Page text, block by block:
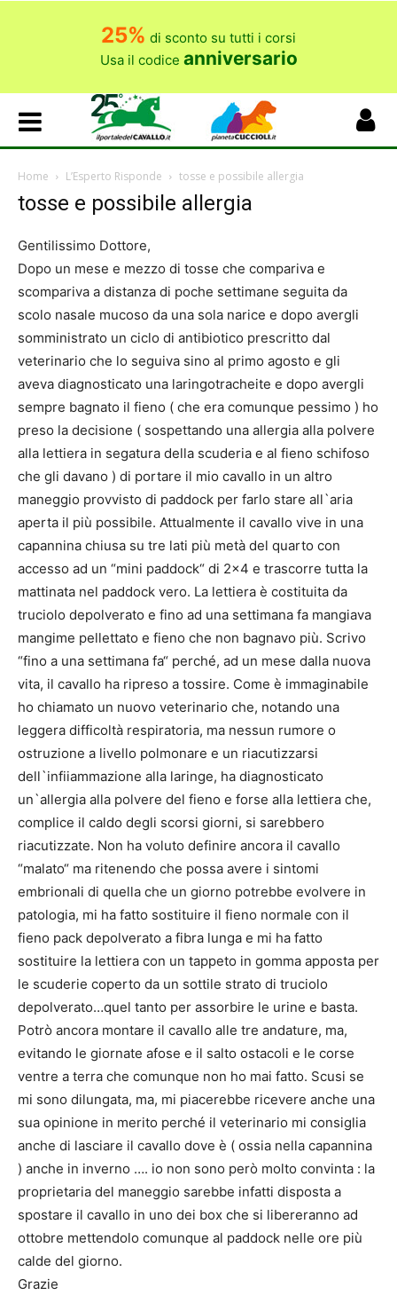
25% di sconto su tutti i corsi
Usa il codice anniversario
Home L’Esperto Risponde tosse e possibile allergia
tosse e possibile allergia
Gentilissimo Dottore,
Dopo un mese e mezzo di tosse che compariva e
scompariva a distanza di poche settimane seguita da
scolo nasale mucoso da una sola narice e dopo avergli
somministrato un ciclo di antibiotico prescritto dal
veterinario che lo seguiva sino al primo agosto e gli
aveva diagnosticato una laringotracheite e dopo avergli
sempre bagnato il fieno ( che era comunque pessimo ) ho
preso la decisione ( sospettando una allergia alla polvere
alla lettiera in segatura della scuderia e al fieno schifoso
che gli davano ) di portare il mio cavallo in un altro
maneggio provvisto di paddock per farlo stare all`aria
aperta il più possibile. Attualmente il cavallo vive in una
capannina chiusa su tre lati più metà del quarto con
accesso ad un “mini paddock“ di 2×4 e trascorre tutta la
mattinata nel paddock vero. La lettiera è costituita da
truciolo depolverato e fino ad una settimana fa mangiava
mangime pellettato e fieno che non bagnavo più. Scrivo
“fino a una settimana fa“ perché, ad un mese dalla nuova
vita, il cavallo ha ripreso a tossire. Come è immaginabile
ho chiamato un nuovo veterinario che, notando una
leggera difficoltà respiratoria, ma nessun rumore o
ostruzione a livello polmonare e un riacutizzarsi
dell`infiiammazione alla laringe, ha diagnosticato
un`allergia alla polvere del fieno e forse alla lettiera che,
complice il caldo degli scorsi giorni, si sarebbero
riacutizzate. Non ha voluto definire ancora il cavallo
“malato“ ma ritenendo che possa avere i sintomi
embrionali di quella che un giorno potrebbe evolvere in
patologia, mi ha fatto sostituire il fieno normale con il
fieno pack depolverato a fibra lunga e mi ha fatto
sostituire la lettiera con un tappeto in gomma apposta per
le scuderie coperto da un sottile strato di truciolo
depolverato…quel tanto per assorbire le urine e basta.
Potrò ancora montare il cavallo alle tre andature, ma,
evitando le giornate afose e il salto ostacoli e le corse
ventre a terra che comunque non ho mai fatto. Scusi se
mi sono dilungata, ma, mi piacerebbe ricevere anche una
sua opinione in merito perché il veterinario mi consiglia
anche di lasciare il cavallo dove è ( ossia nella capannina
) anche in inverno …. io non sono però molto convinta : la
proprietaria del maneggio sarebbe infatti disposta a
spostare il cavallo in uno dei box che si libereranno ad
ottobre mettendolo comunque al paddock nelle ore più
calde del giorno.
Grazie